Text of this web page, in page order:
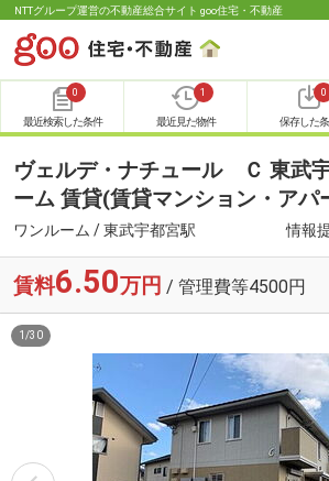
NTTグループ運営の不動産総合サイト goo住宅・不動産
0
最近検索した条件
1
最近見た物件
0
保存した
ヴェルデ・ナチュール Ｃ 東武
ーム 賃貸(賃貸マンション・アパ
ワンルーム / 東武宇都宮駅 情報
賃料6.50万円 / 管理費等4500円
1 /30